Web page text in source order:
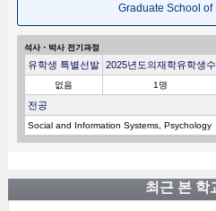
Graduate School of
석사・박사 전기과정
유학생 특별선발 2025년도의재학유학생수
없음 1명
전공
Social and Information Systems, Psychology
최근 본 학